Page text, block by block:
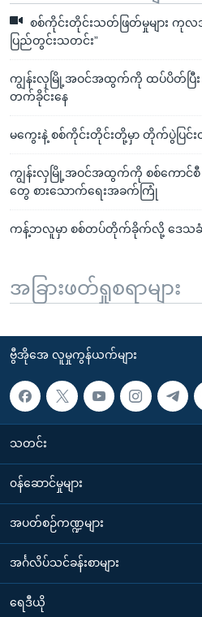
စစ်ကိုင်းတိုင်းသတ်ဖြတ်မှုများ ကု
ပြည်တွင်းသတင်း”
ကျွန်းလှမြို့အဝင်အထွက်ကို ထပ်ပိတ်ပြီး
တက်ခိုင်းနေ
မကွေးနဲ့ စစ်ကိုင်းတိုင်းတို့မှာ တိုက်ပွဲပြင်း
ကျွန်းလှမြို့အဝင်အထွက်ကို စစ်ကော
တွေ စားသောက်ရေးအခက်ကြုံ
ကန့်ဘလူမှာ စစ်တပ်တိုက်ခိုက်လို့ ဒေသခံ
အခြားဖတ်ရှုစရာများ
ဗွီအိုအေ လူမှုကွန်ယက်များ
သတင်း
၀န်ဆောင်မှုများ
အပတ်စဉ်ကဏ္ဍများ
အင်္ဂလိပ်သင်ခန်းစာများ
ရေဒီယို